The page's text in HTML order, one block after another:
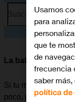
Busca por
La batería de mi
Si tu móvil empieza
poco, puede haber
Usamos
para
que te
de
frecuencia
saber
política de